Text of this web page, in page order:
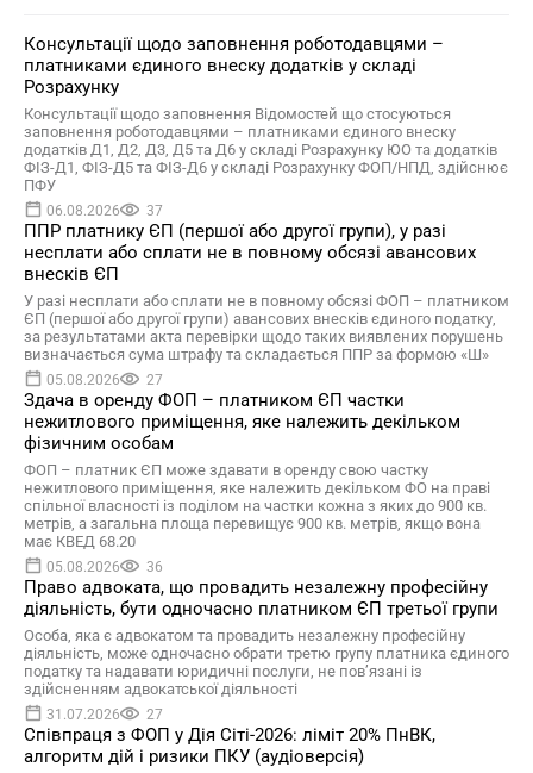
Консультації щодо заповнення роботодавцями –
платниками єдиного внеску додатків у складі
Розрахунку
Консультації щодо заповнення Відомостей що стосуються
заповнення роботодавцями – платниками єдиного внеску
додатків Д1, Д2, Д3, Д5 та Д6 у складі Розрахунку ЮО та додатків
ФІЗ-Д1, ФІЗ-Д5 та ФІЗ-Д6 у складі Розрахунку ФОП/НПД, здійснює
ПФУ
06.08.2026 37
ППР платнику ЄП (першої або другої групи), у разі
несплати або сплати не в повному обсязі авансових
внесків ЄП
У разі несплати або сплати не в повному обсязі ФОП – платником
ЄП (першої або другої групи) авансових внесків єдиного податку,
за результатами акта перевірки щодо таких виявлених порушень
визначається сума штрафу та складається ППР за формою «Ш»
05.08.2026 27
Здача в оренду ФОП – платником ЄП частки
нежитлового приміщення, яке належить декільком
фізичним особам
ФОП – платник ЄП може здавати в оренду свою частку
нежитлового приміщення, яке належить декільком ФО на праві
спільної власності із поділом на частки кожна з яких до 900 кв.
метрів, а загальна площа перевищує 900 кв. метрів, якщо вона
має КВЕД 68.20
05.08.2026 36
Право адвоката, що провадить незалежну професійну
діяльність, бути одночасно платником ЄП третьої групи
Особа, яка є адвокатом та провадить незалежну професійну
діяльність, може одночасно обрати третю групу платника єдиного
податку та надавати юридичні послуги, не пов’язані із
здійсненням адвокатської діяльності
31.07.2026 27
Співпраця з ФОП у Дія Сіті-2026: ліміт 20% ПнВК,
алгоритм дій і ризики ПКУ (аудіоверсія)